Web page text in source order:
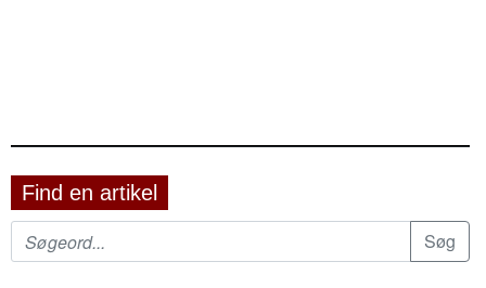
Find en artikel